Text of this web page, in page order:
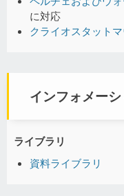
に対応
クライオスタット
インフォメー
ライブラリ
資料ライブラリ